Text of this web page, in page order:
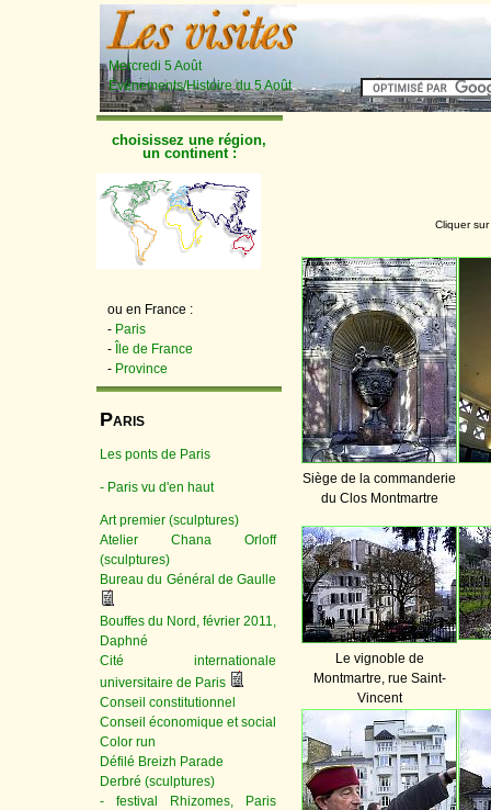
Mercredi 5 Août
Événements/Histoire du 5 Août
choisissez une région,
un continent :
ou en France :
- Paris
-
Île de France
- Province
PARIS
Les ponts de Paris
- Paris vu d'en haut
Art premier (sculptures)
Atelier Chana Orloff
(sculptures)
Bureau du Général de Gaulle
Bouffes du Nord, février 2011,
Daphné
Cité internationale
universitaire de Paris
Conseil constitutionnel
Conseil économique et social
Color run
Défilé Breizh Parade
Derbré (sculptures)
- festival Rhizomes, Paris
Cliquer
Siège de la commanderie
du Clos Montmartre
Le vignoble de
Montmartre, rue Saint-
Vincent